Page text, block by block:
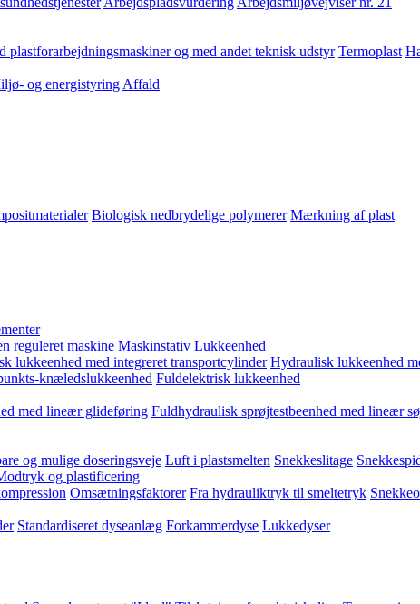
plastforarbejdningsmaskiner og med andet teknisk udstyr Termoplast
og energistyring Affald
Biologisk nedbrydelige polymerer Mærkning af plast
reguleret maskine Maskinstativ Lukkeenhed
lukkeenhed med integreret transportcylinder Hydraulisk lukkeenhed
knæledslukkeenhed Fuldelektrisk lukkeenhed
med lineær glideføring Fuldhydraulisk sprøjtestbeenhed med lineær
og mulige doseringsveje Luft i plastsmelten Snekkeslitage
og plastificering
Omsætningsfaktorer Fra hydrauliktryk til smeltetryk
Standardiseret dyseanlæg Forkammerdyse Lukkedyser